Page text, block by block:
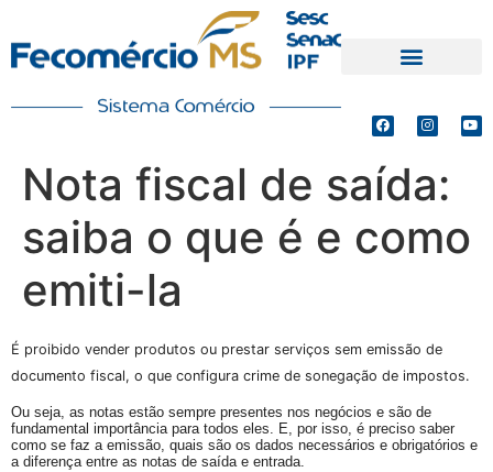
Nota fiscal de saída:
saiba o que é e como
emiti-la
É proibido vender produtos ou prestar serviços sem emissão de
documento fiscal, o que configura crime de sonegação de impostos.
Ou seja, as notas estão sempre presentes nos negócios e são de
fundamental importância para todos eles. E, por isso, é preciso saber
como se faz a emissão, quais são os dados necessários e obrigatórios e
a diferença entre as notas de saída e entrada.